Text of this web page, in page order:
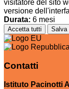
visitatore del sito
versione
Durata: 6 mesi
Accetta tutti Salva
Contatti
Istituto Pacinotti